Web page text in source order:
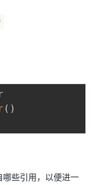
( )
些引用，以便进一